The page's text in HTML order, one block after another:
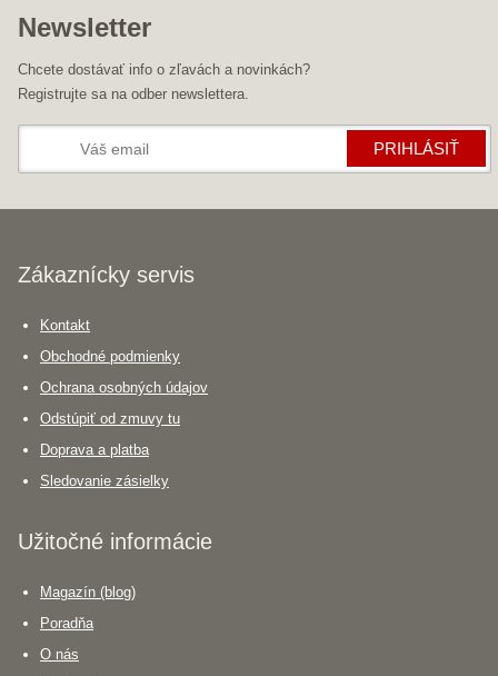
Newsletter
Chcete dostávať info o zľavách a novinkách?
Registrujte sa na odber newslettera.
PRIHLÁSIŤ
Zákaznícky servis
Kontakt
Obchodné podmienky
Ochrana osobných údajov
Odstúpiť od zmuvy tu
Doprava a platba
Sledovanie zásielky
Užitočné informácie
Magazín (blog)
Poradňa
O nás